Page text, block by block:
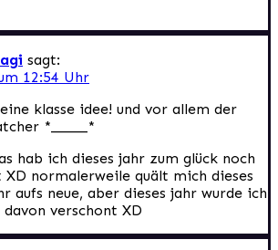
sagt:
12:54 Uhr
klasse idee! und vor allem der
*_____*
hab ich dieses jahr zum glück noch
normalerweile quält mich dieses
aufs neue, aber dieses jahr wurde ich
davon verschont XD